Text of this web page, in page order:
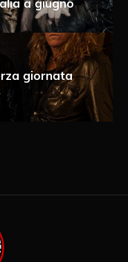
via e-mail
un
e-mail,
commento.
giornata